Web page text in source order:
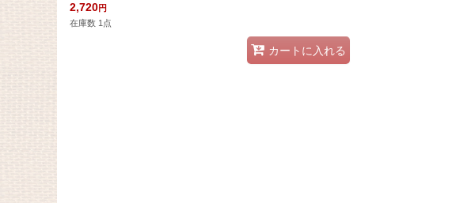
2,720円
在庫数 1点
カートに入れる